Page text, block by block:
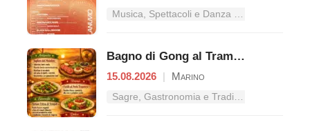
Bagno di Gong al Tramonto | Cena Veg
15.08.2026 | Marino